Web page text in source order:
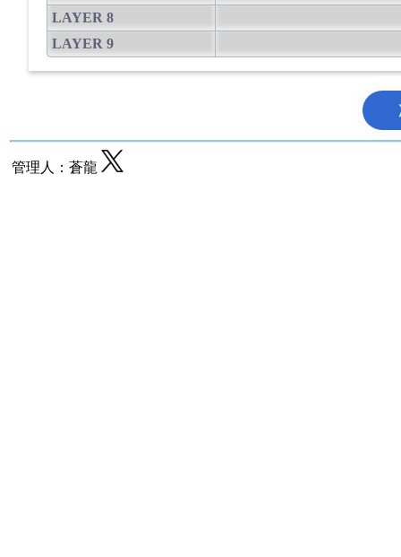
LAYER 8
LAYER 9
管理人：蒼龍